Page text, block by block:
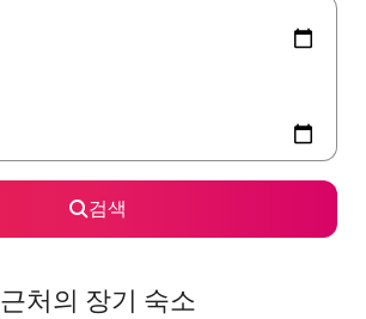
검색
근처의 장기 숙소